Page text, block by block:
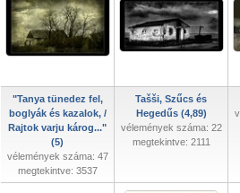
"Tanya tünedez fel,
boglyák és kazalok, /
Rajtok varju károg..."
(5)
vélemények száma: 47
megtekintve: 3537
Tašši, Szűcs és
Hegedűs (4,89)
vélemények száma: 22
megtekintve: 2111